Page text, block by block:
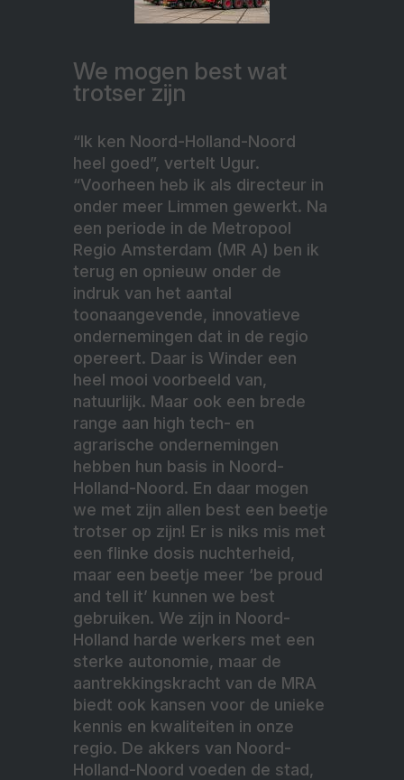
We mogen best wat
trotser zijn
“Ik ken Noord-Holland-Noord
heel goed”, vertelt Ugur.
“Voorheen heb ik als directeur in
onder meer Limmen gewerkt. Na
een periode in de Metropool
Regio Amsterdam (MR A) ben ik
terug en opnieuw onder de
indruk van het aantal
toonaangevende, innovatieve
ondernemingen dat in de regio
opereert. Daar is Winder een
heel mooi voorbeeld van,
natuurlijk. Maar ook een brede
range aan high tech- en
agrarische ondernemingen
hebben hun basis in Noord-
Holland-Noord. En daar mogen
we met zijn allen best een beetje
trotser op zijn! Er is niks mis met
een flinke dosis nuchterheid,
maar een beetje meer ‘be proud
and tell it’ kunnen we best
gebruiken. We zijn in Noord-
Holland harde werkers met een
sterke autonomie, maar de
aantrekkingskracht van de MRA
biedt ook kansen voor de unieke
kennis en kwaliteiten in onze
regio. De akkers van Noord-
Holland-Noord voeden de stad,